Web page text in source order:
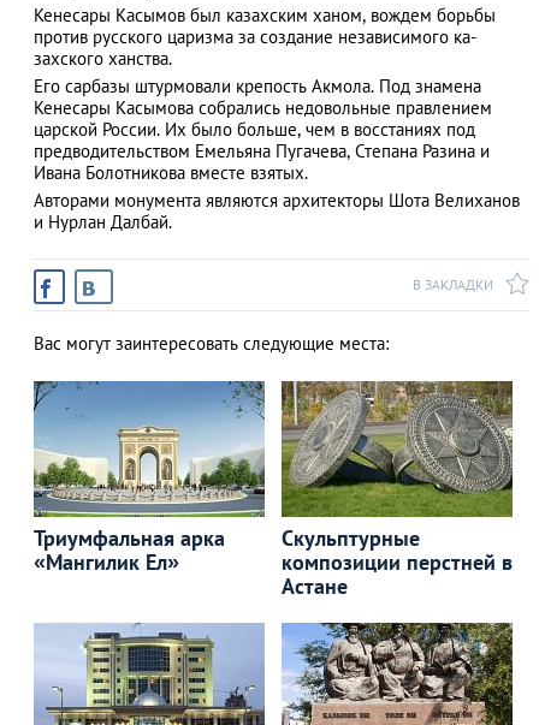
АЗАД
Кенесары Касымов был казахским ханом, вождем борьбы
против русско­го царизма за создание независимого ка­
захского ханства.
Его сарбазы штурмовали крепость Акмола. Под знамена
Кенесары Касымова собрались недовольные правлением
царской России. Их было больше, чем в восстаниях под
предводительством Емельяна Пугачева, Степана Разина и
Ивана Болотникова вместе взятых.
Авторами монумента являются архитекторы Шота Велиханов
и Нурлан Далбай.
В ЗАКЛАДКИ
Вас могут заинтересовать следующие места:
Триумфальная арка
«Мангилик Ел»
Скульптурные
композиции перстней в
Астане